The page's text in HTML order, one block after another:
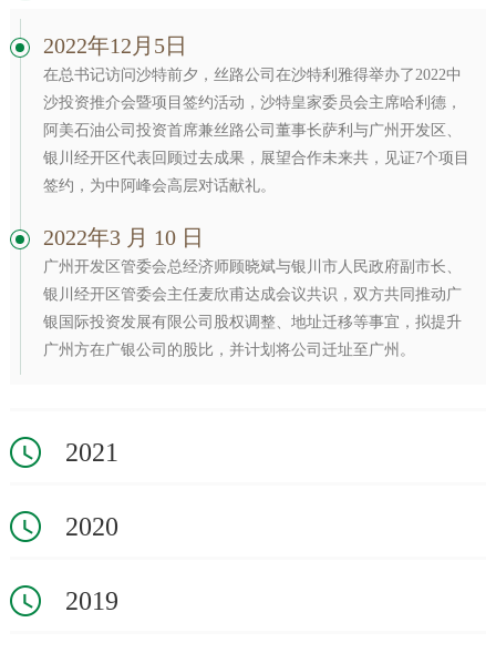
2022年12月5日
在总书记访问沙特前夕，丝路公司在沙特利雅得举办了2022中
沙投资推介会暨项目签约活动，沙特皇家委员会主席哈利德，
阿美石油公司投资首席兼丝路公司董事长萨利与广州开发区、
银川经开区代表回顾过去成果，展望合作未来共，见证7个项目
签约，为中阿峰会高层对话献礼。
2022年3 月 10 日
广州开发区管委会总经济师顾晓斌与银川市人民政府副市长、
银川经开区管委会主任麦欣甫达成会议共识，双方共同推动广
银国际投资发展有限公司股权调整、地址迁移等事宜，拟提升
广州方在广银公司的股比，并计划将公司迁址至广州。
2021
2020
2019